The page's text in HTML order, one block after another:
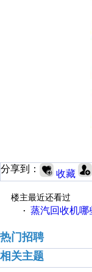
分享到： 收藏
楼主最近还看过
· 蒸汽回收机哪些
热门招聘
相关主题